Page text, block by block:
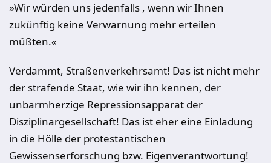
»Wir würden uns jedenfalls , wenn wir Ihnen
zukünftig keine Verwarnung mehr erteilen
müßten.«
Verdammt, Straßenverkehrsamt! Das ist nicht mehr
der strafende Staat, wie wir ihn kennen, der
unbarmherzige Repressionsapparat der
Disziplinargesellschaft! Das ist eher eine Einladung
in die Hölle der protestantischen
Gewissenserforschung bzw. Eigenverantwortung!